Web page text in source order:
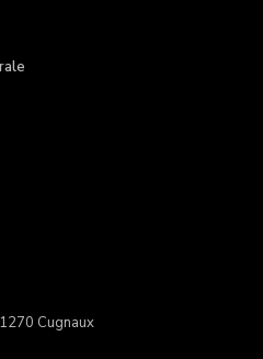
Cugnaux